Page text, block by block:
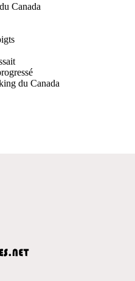
Canada
du Canada